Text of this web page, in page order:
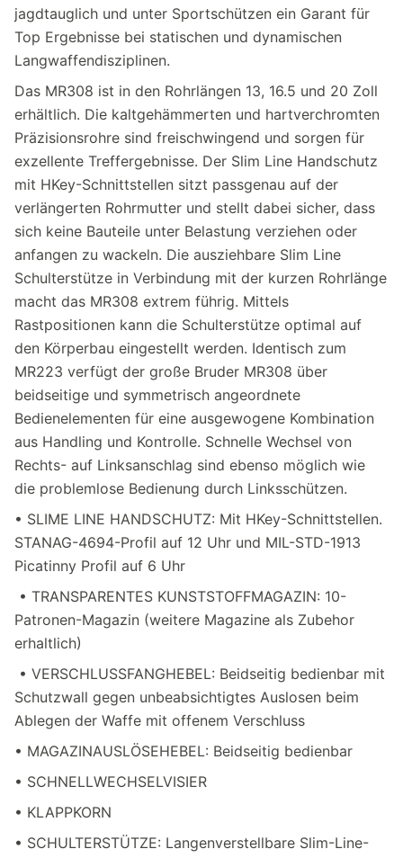
jagdtauglich und unter Sportschützen ein Garant für
Top Ergebnisse bei statischen und dynamischen
Langwaffendisziplinen.
Das MR308 ist in den Rohrlängen 13, 16.5 und 20 Zoll
erhältlich. Die kaltgehämmerten und hartverchromten
Präzisionsrohre sind freischwingend und sorgen für
exzellente Treffergebnisse. Der Slim Line Handschutz
mit HKey-Schnittstellen sitzt passgenau auf der
verlängerten Rohrmutter und stellt dabei sicher, dass
sich keine Bauteile unter Belastung verziehen oder
anfangen zu wackeln. Die ausziehbare Slim Line
Schulterstütze in Verbindung mit der kurzen Rohrlänge
macht das MR308 extrem führig. Mittels
Rastpositionen kann die Schulterstütze optimal auf
den Körperbau eingestellt werden. Identisch zum
MR223 verfügt der große Bruder MR308 über
beidseitige und symmetrisch angeordnete
Bedienelementen für eine ausgewogene Kombination
aus Handling und Kontrolle. Schnelle Wechsel von
Rechts- auf Linksanschlag sind ebenso möglich wie
die problemlose Bedienung durch Linksschützen.
• SLIME LINE HANDSCHUTZ: Mit HKey-Schnittstellen.
STANAG-4694-Profil auf 12 Uhr und MIL-STD-1913
Picatinny Profil auf 6 Uhr
• TRANSPARENTES KUNSTSTOFFMAGAZIN: 10-
Patronen-Magazin (weitere Magazine als Zubehor
erhaltlich)
• VERSCHLUSSFANGHEBEL: Beidseitig bedienbar mit
Schutzwall gegen unbeabsichtigtes Auslosen beim
Ablegen der Waffe mit offenem Verschluss
• MAGAZINAUSLÖSEHEBEL: Beidseitig bedienbar
• SCHNELLWECHSELVISIER
• KLAPPKORN
• SCHULTERSTÜTZE: Langenverstellbare Slim-Line-